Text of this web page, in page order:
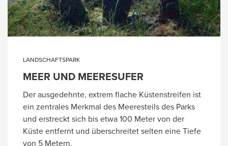
LANDSCHAFTSPARK
MEER UND MEERESUFER
Der ausgedehnte, extrem flache Küstenstreifen ist
ein zentrales Merkmal des Meeresteils des Parks
und erstreckt sich bis etwa 100 Meter von der
Küste entfernt und überschreitet selten eine Tiefe
von 5 Metern.